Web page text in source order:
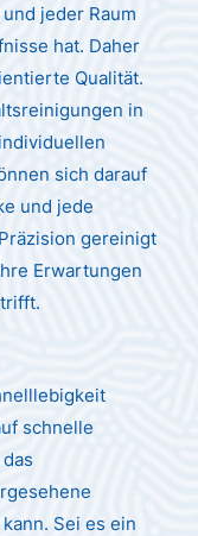
jeder Raum
hat. Daher
Qualität.
in
sich darauf
und jede
gereinigt
Erwartungen
schnelle
Sei es ein